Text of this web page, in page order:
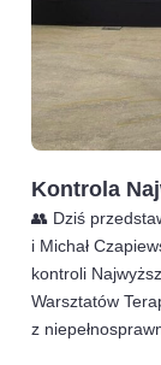
Kontrola
👥 Dziś
i Michał
kontroli
Warsztatów
z